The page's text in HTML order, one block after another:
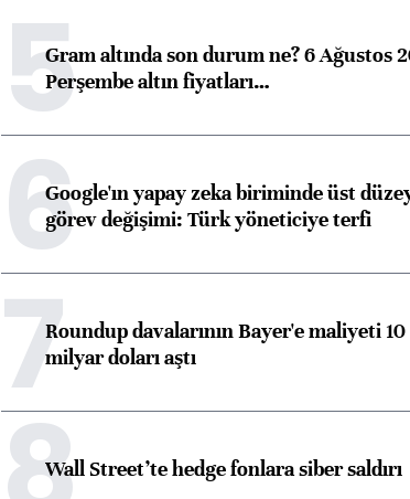
Almanya,
5Gram altında son durum ne? 6 Ağustos
Perşembe altın fiyatları…
6Google'ın yapay zeka biriminde üst
görev değişimi: Türk yöneticiye terfi
7Roundup davalarının Bayer'e maliyeti 10
milyar doları aştı
Wall Street’te hedge fonlara siber saldırı